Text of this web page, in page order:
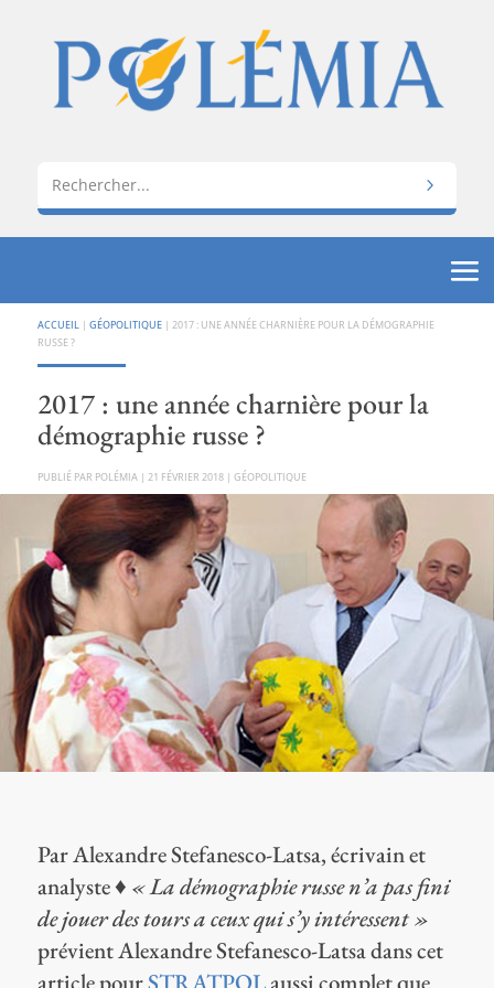
ACCUEIL | GÉOPOLITIQUE| 2017 : UNE ANNÉE CHARNIÈRE POUR LA DÉMOGRAPHIE
RUSSE ?
2017 : une année charnière pour la
démographie russe ?
PAR POLÉMIA | 21 FÉVRIER 2018| GÉOPOLITIQUE
Par Alexandre Stefanesco-Latsa, écrivain et
analyste ♦ « La démographie russe n’a pas fini
de jouer des tours a ceux qui s’y intéressent »
prévient Alexandre Stefanesco-Latsa dans cet
article pourSTRATPOLaussi complet que